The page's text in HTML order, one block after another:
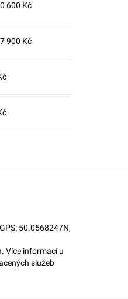
600 Kč
900 Kč
50.0568247N,
Více informací u
služeb